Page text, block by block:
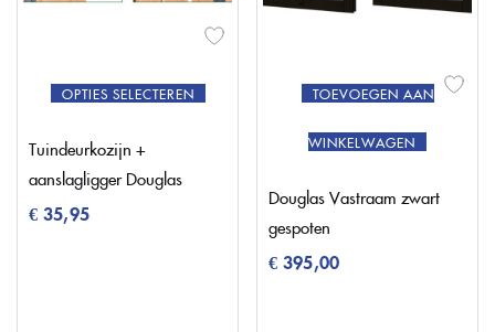
OPTIES SELECTEREN
Tuindeurkozijn +
aanslagligger Douglas
€ 35,95
TOEVOEGEN AAN
WINKELWAGEN
Douglas Vastraam zwart
gespoten
€ 395,00